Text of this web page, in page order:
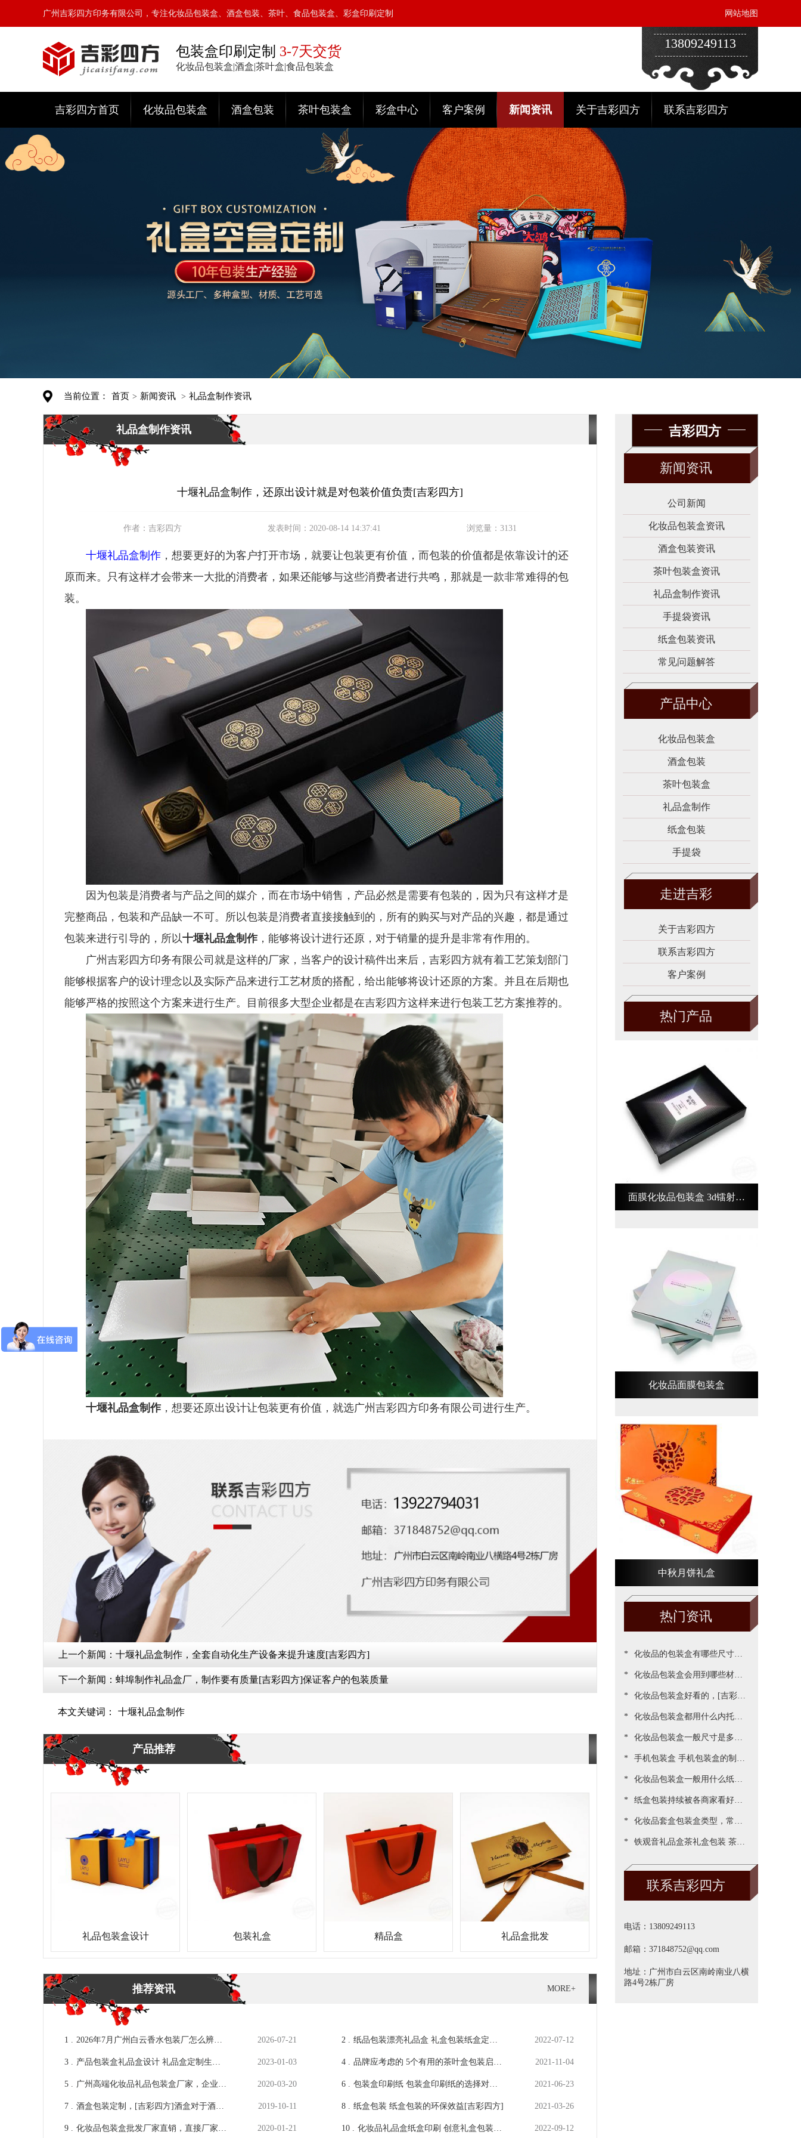
广州吉彩四方印务有限公司，专注化妆品包装盒、酒盒包装、茶叶、食品包装盒、彩盒印刷定制 网站地图
包装盒印刷定制 3-7天交货
化妆品包装盒|酒盒|茶叶盒|食品包装盒
13809249113
吉彩四方首页 化妆品包装盒 酒盒包装 茶叶包装盒 彩盒中心 客户案例 新闻资讯 关于吉彩四方 联系吉彩四方
当前位置： 首页 > 新闻资讯 > 礼品盒制作资讯
礼品盒制作资讯
十堰礼品盒制作，还原出设计就是对包装价值负责[吉彩四方]
作者： 吉彩四方 发表时间： 2020-08-14 14:37:41 浏览量： 3131
十堰礼品盒制作 ，想要更好的为客户打开市场，就要让包装更有价值，而包装的价值都是依靠设计的还
原而来。 只有这样才会带来一大批的消费者，如果还能够与这些消费者进行共鸣，那就是一款非常难得的包
装。
因为包装是消费者与产品之间的媒介，而在市场中销售，产品必然是需要有包装的，因为只有这样才是
完整商品，包装和产品缺一不可。所以包装是消费者直接接触到的，所有的购买与对产品的兴趣，都是通过
包装来进行引导的，所以十堰礼品盒制作，能够将设计进行还原，对于销量的提升是非常有作用的。
广州吉彩四方印务有限公司就是这样的厂家，当客户的设计稿件出来后，吉彩四方就有着工艺策划部门
能够根据客户的设计理念以及实际产品来进行工艺材质的搭配，给出能够将设计还原的方案。并且在后期也
能够严格的按照这个方案来进行生产。目前很多大型企业都是在吉彩四方这样来进行包装工艺方案推荐的。
十堰礼品盒制作，想要还原出设计让包装更有价值，就选广州吉彩四方印务有限公司进行生产。
上一个新闻： 十堰礼品盒制作，全套自动化生产设备来提升速度[吉彩四方]
下一个新闻： 蚌埠制作礼品盒厂，制作要有质量[吉彩四方]保证客户的包装质量
本文关键词： 十堰礼品盒制作
产品推荐
礼品包装盒设计 包装礼盒 精品盒 礼品盒批发
推荐资讯 MORE+
1 .
2026年7月广州白云香水包装厂怎么辨别
2026-07-21 2 .
纸品包装漂亮礼品盒 礼盒包装纸盒定制
2022-07-12
3 .
产品包装盒礼品盒设计 礼品盒定制生产
2023-01-03 4 .
品牌应考虑的 5个有用的茶叶盒包装启动
2021-11-04
5 .
广州高端化妆品礼品包装盒厂家，企业发
2020-03-20 6 .
包装盒印刷纸 包装盒印刷纸的选择对包
2021-06-23
7 .
酒盒包装定制，[吉彩四方]酒盒对于酒的
2019-10-11 8 . 纸盒包装 纸盒包装的环保效益[吉彩四方] 2021-03-26
9 . 化妆品包装盒批发厂家直销，直接厂家可 2020-01-21 10 . 化妆品礼品盒纸盒印刷 创意礼盒包装盒 2022-09-12
吉彩四方
新闻资讯
公司新闻
化妆品包装盒资讯
酒盒包装资讯
茶叶包装盒资讯
礼品盒制作资讯
手提袋资讯
纸盒包装资讯
常见问题解答
产品中心
化妆品包装盒
酒盒包装
茶叶包装盒
礼品盒制作
纸盒包装
手提袋
走进吉彩
关于吉彩四方
联系吉彩四方
客户案例
热门产品
面膜化妆品包装盒 3d镭射化
化妆品面膜包装盒
中秋月饼礼盒
热门资讯
* 化妆品的包装盒有哪些尺寸，
包装尺寸需要怎么设定呢[吉彩
四方]
* 化妆品包装盒会用到哪些材
质？[吉彩四方]为您一一罗列
出来
* 化妆品包装盒好看的，[吉彩四
方]为客户做出各种好看包装案
例
* 化妆品包装盒都用什么内托，
[吉彩四方]常见的有三种材质
* 化妆品包装盒一般尺寸是多
少，实际测算的尺寸更精准[吉
彩四方]
* 手机包装盒 手机包装盒的制作
过程[吉彩四方]详解包装的制
作流程
* 化妆品包装盒一般用什么纸，
说说常用的材质都有哪些[吉彩
四方]
* 纸盒包装持续被各商家看好，
源于国家对环保的重视与监管
[吉彩四方]新闻
* 化妆品套盒包装盒类型，常见
的包装盒型有哪些呢？[吉彩四
方]
* 铁观音礼品盒茶礼盒包装 茶叶
包装盒礼盒定制厂家[吉彩四
联系吉彩四方
电话：13809249113
邮箱：371848752@qq.com
地址：广州市白云区南岭南业八横
路4号2栋厂房